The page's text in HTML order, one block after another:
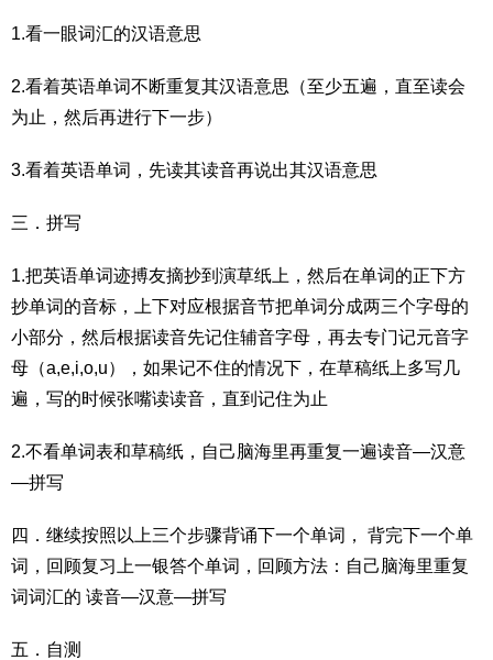
1.看一眼词汇的汉语意思
2.看着英语单词不断重复其汉语意思（至少五遍，直至读会
为止，然后再进行下一步）
3.看着英语单词，先读其读音再说出其汉语意思
三．拼写
1.把英语单词迹搏友摘抄到演草纸上，然后在单词的正下方
抄单词的音标，上下对应根据音节把单词分成两三个字母的
小部分，然后根据读音先记住辅音字母，再去专门记元音字
母（a,e,i,o,u），如果记不住的情况下，在草稿纸上多写几
遍，写的时候张嘴读读音，直到记住为止
2.不看单词表和草稿纸，自己脑海里再重复一遍读音—汉意
—拼写
四．继续按照以上三个步骤背诵下一个单词， 背完下一个单
词，回顾复习上一银答个单词，回顾方法：自己脑海里重复
词词汇的 读音—汉意—拼写
五．自测